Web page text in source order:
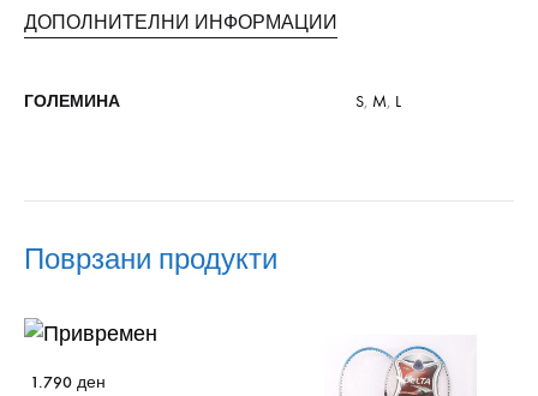
ДОПОЛНИТЕЛНИ ИНФОРМАЦИИ
ГОЛЕМИНА S, M, L
Поврзани продукти
1.790 ден